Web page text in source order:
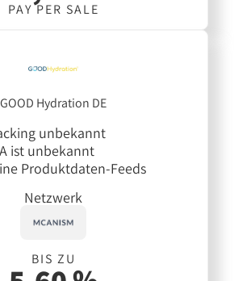
PAY PER SALE
GOOD Hydration DE
unbekannt
ist unbekannt
Produktdaten-Feeds
Netzwerk
BIS ZU